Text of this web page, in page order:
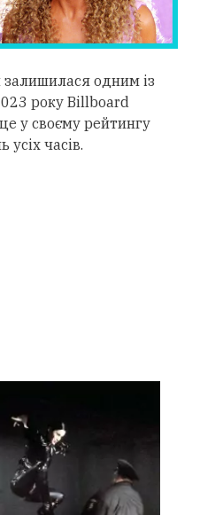
залишилася одним із
року Billboard
у своєму рейтингу
часів.